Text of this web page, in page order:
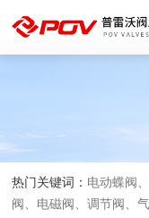
热门关键词： 电动蝶阀
阀、电磁阀、调节阀、